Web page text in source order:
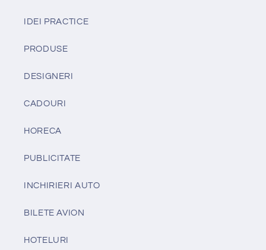
IDEI PRACTICE
PRODUSE
DESIGNERI
CADOURI
HORECA
PUBLICITATE
INCHIRIERI AUTO
BILETE AVION
HOTELURI